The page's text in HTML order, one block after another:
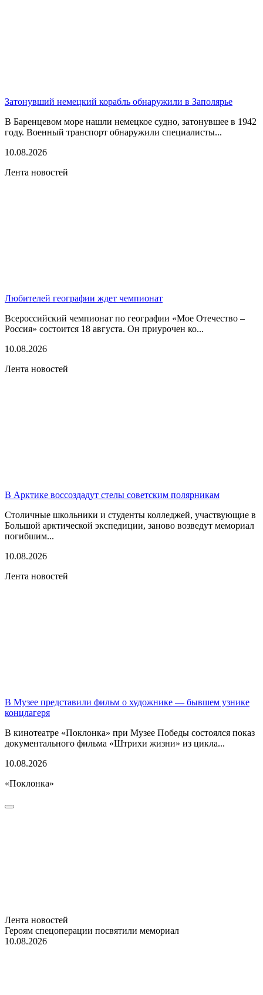
Затонувший немецкий корабль обнаружили в Заполярье
В Баренцевом море нашли немецкое судно, затонувшее в 1942
году. Военный транспорт обнаружили специалисты...
10.08.2026
Лента новостей
Любителей географии ждет чемпионат
Всероссийский чемпионат по географии «Мое Отечество –
Россия» состоится 18 августа. Он приурочен ко...
10.08.2026
Лента новостей
В Арктике воссоздадут стелы советским полярникам
Столичные школьники и студенты колледжей, участвующие в
Большой арктической экспедиции, заново возведут мемориал
погибшим...
10.08.2026
Лента новостей
В Музее представили фильм о художнике — бывшем узнике
концлагеря
В кинотеатре «Поклонка» при Музее Победы состоялся показ
документального фильма «Штрихи жизни» из цикла...
10.08.2026
«Поклонка»
Лента новостей
Героям спецоперации посвятили мемориал
10.08.2026